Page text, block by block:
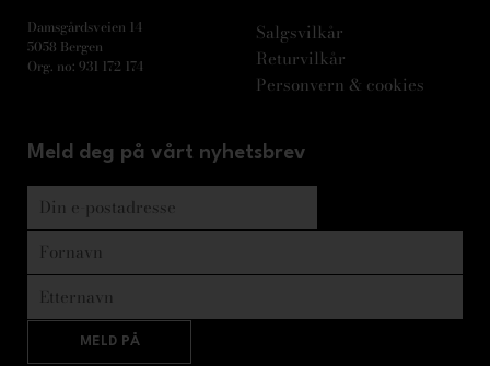
Damsgårdsveien 14
5058 Bergen
Org. no: 931 172 174
Salgsvilkår
Returvilkår
Personvern & cookies
Meld deg på vårt nyhetsbrev
MELD PÅ